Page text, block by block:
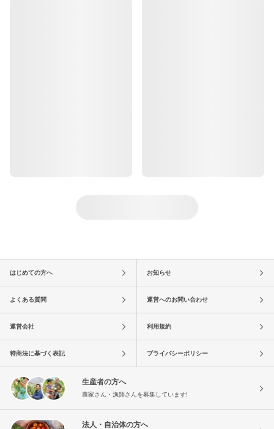
はじめての方へ お知らせ
よくある質問 運営へのお問い合わせ
運営会社 利用規約
特商法に基づく表記 プライバシーポリシー
生産者の方へ
農家さん・漁師さんを募集しています!
法人・自治体の方へ